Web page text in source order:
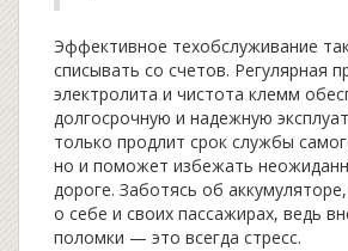
Эффективное техобслуживание
списывать со счетов. Регулярная
электролита и чистота клемм
долгосрочную и надежную
только продлит срок службы
но и поможет избежать
дороге. Заботясь об
о себе и своих пассажирах, ведь
поломки — это всегда стресс.